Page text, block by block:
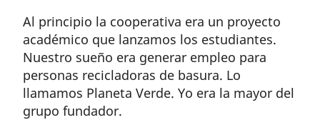
Al principio la cooperativa era un proyecto
académico que lanzamos los estudiantes.
Nuestro sueño era generar empleo para
personas recicladoras de basura. Lo
llamamos Planeta Verde. Yo era la mayor del
grupo fundador.